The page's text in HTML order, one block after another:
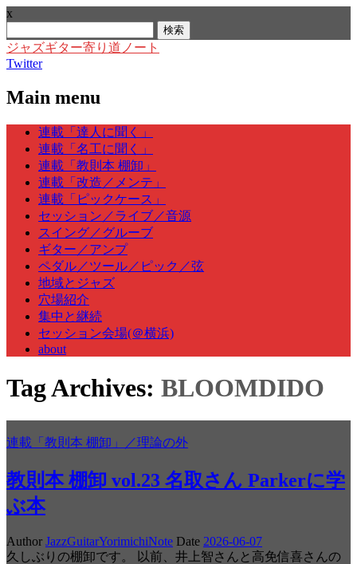
x
索:
ジャズギター寄り道ノート
Twitter
Main menu
Skip
content
連載「達人に聞く」
連載「名工に聞く」
連載「教則本 棚卸」
連載「改造／メンテ」
連載「ピックケース」
セッション／ライブ／音源
スイング／グルーブ
ギター／アンプ
ペダル／ツール／ピック／弦
地域とジャズ
穴場紹介
集中と継続
セッション会場(＠横浜)
about
Tag Archives: BLOOMDIDO
連載「教則本 棚卸」／理論の外
教則本 棚卸 vol.23 名取さん Parkerに学
ぶ本
Author JazzGuitarYorimichiNote Date 2026-06-07
久しぶりの棚卸です。 以前、井上智さんと高免信喜さんの